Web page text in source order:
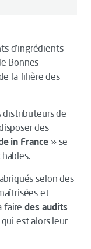
d’ingrédients
Bonnes
la filière des
distributeurs de
des
in France » se
selon des
et
fairedes audits
qui est alors leur